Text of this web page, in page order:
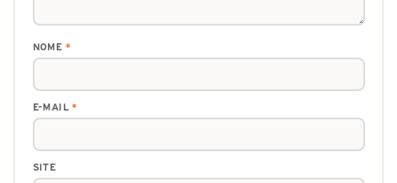
NOME *
E-MAIL*
SITE